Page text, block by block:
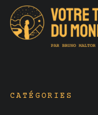
CATÉGORIES